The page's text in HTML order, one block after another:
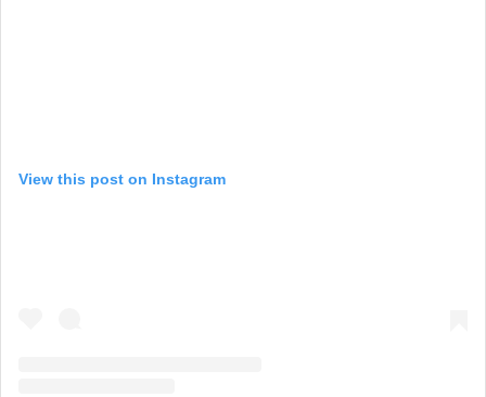
View this post on Instagram